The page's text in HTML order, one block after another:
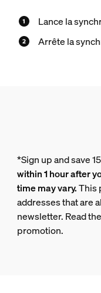
Lance la
Arrête la
*Sign up and save
within 1 hour after
time may vary.This
addresses that are
newsletter. Read the
promotion.